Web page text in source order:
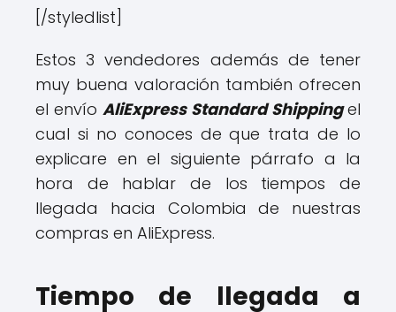
[/styledlist]
Estos 3 vendedores además de tener
muy buena valoración también ofrecen
el envío AliExpress Standard Shippingel
cual si no conoces de que trata de lo
explicare en el siguiente párrafo a la
hora de hablar de los tiempos de
llegada hacia Colombia de nuestras
compras en AliExpress.
Tiempo de llegada a